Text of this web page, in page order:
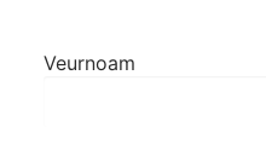
Veurnoam